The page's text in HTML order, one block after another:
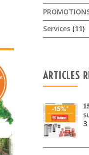
Services (11)
ARTICLES